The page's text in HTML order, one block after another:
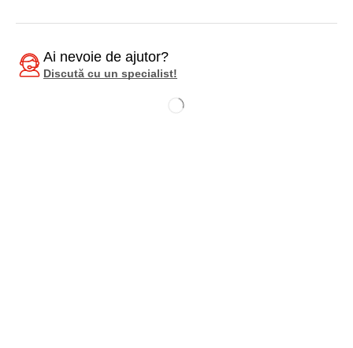
Ai nevoie de ajutor?
Discută cu un specialist!